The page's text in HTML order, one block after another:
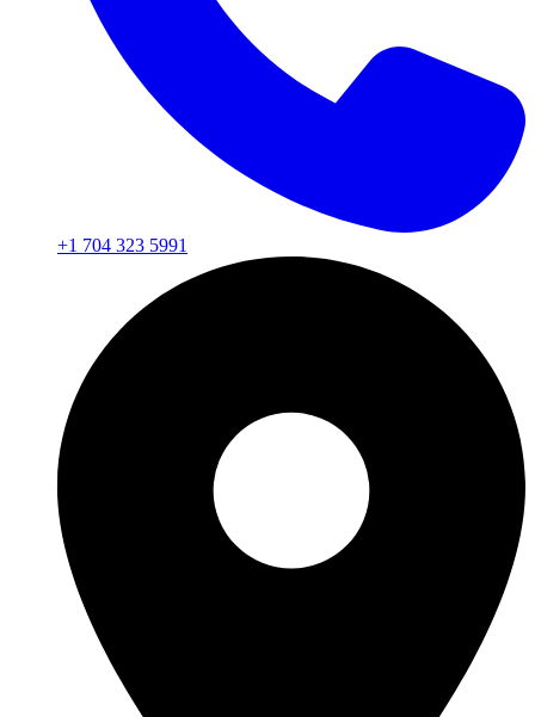
+1 704 323 5991